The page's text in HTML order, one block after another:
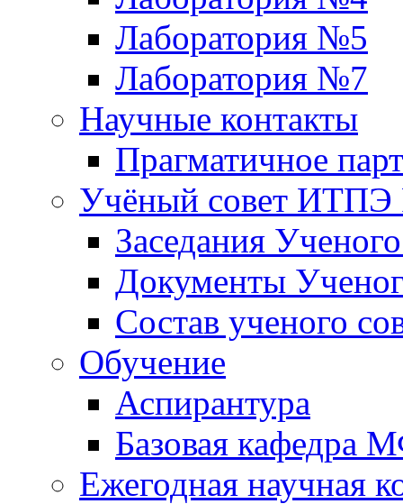
Лаборатория №5
Лаборатория №7
Научные контакты
Прагматичное
Учёный совет
Заседания
Документы
Состав ученого
Обучение
Аспирантура
Базовая кафедра
Ежегодная научная